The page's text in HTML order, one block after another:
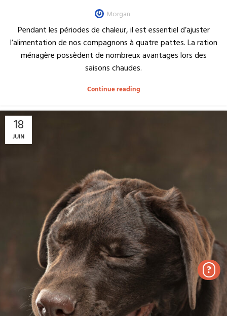
Morgan
Pendant les périodes de chaleur, il est essentiel d’ajuster
l’alimentation de nos compagnons à quatre pattes. La ration
ménagère possèdent de nombreux avantages lors des
saisons chaudes.
Continue reading
18
JUIN
?